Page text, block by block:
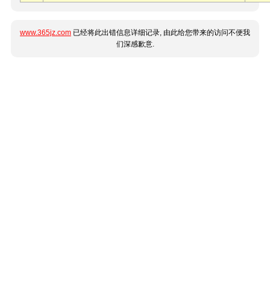
www.365jz.com 已经将此出错信息详细记录, 由此给您带来的访问不便我
们深感歉意.